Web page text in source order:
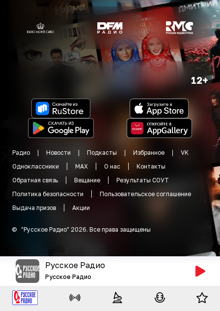
12+
Радио Новости Подкасты Избранное
VK
Одноклассники
MAX О нас
Контакты
Обратная связь
Вещание
Результаты СОУТ
Политика безопасности
Пользовательское соглашение
Выдача призов
Акции
© "Русское Радио" 2026. Все права защищены
Русское Радио
Русское Радио